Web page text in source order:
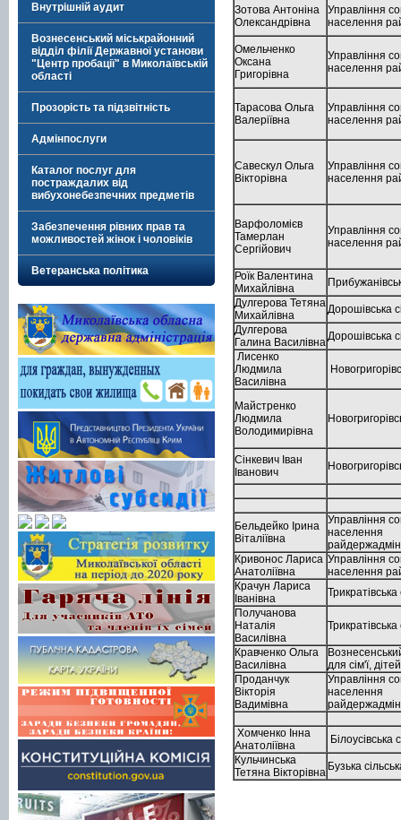
Внутрішній аудит
Вознесенський міськрайонний
відділ філії Державної установи
"Центр пробації" в Миколаївській
області
Прозорість та підзвітність
Адмінпослуги
Каталог послуг для
постраждалих від
вибухонебезпечних предметів
Забезпечення рівних прав та
можливостей жінок і чоловіків
Ветеранська політика
Зотова Антоніна
Олександрівна
Управління
населення
Омельченко
Оксана
Григорівна
Управління
населення
Тарасова Ольга
Валеріївна
Управління
населення
Савескул Ольга
Вікторівна
Управління
населення
Варфоломієв
Тамерлан
Сергійович
Управління
населення
Роїк Валентина
Михайлівна
Дулгерова Тетяна
Михайлівна
Дорошівська
Дулгерова
Галина ВасилівнаДорошівська
Лисенко
Людмила
Василівна
Майстренко
Людмила
Володимирівна
Сінкевич Іван
Іванович
Бельдейко Ірина
Віталіївна
Управління
населення
Кривонос Лариса
Анатоліївна
Управління
населення
Крачун Лариса
Іванівна
Получанова
Наталія
Василівна
Кравченко Ольга
Василівна
для сім'ї,
Проданчук
Вікторія
Вадимівна
Управління
населення
Хомченко Інна
Анатоліївна
Білоусівська
Кульчинська
Тетяна Вікторівна Бузька